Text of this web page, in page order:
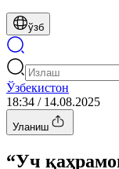
ўзб
Ўзбекистон
18:34 / 14.08.2025
Уланиш
“Уч